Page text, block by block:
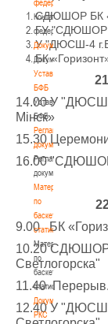
федерации
Контакты
федерации
Документы
Документы
Устав
БФБ
Устав
БФБ
Регламентирующие
документы
Регламентирующие
документы
Материалы
по
баскетбольной
статистике
Материалы
по
баскетбольной
статистике
Документы
РКС
СДЮШОР БК
ГУ "СДЮШОР
У "ДЮСШ-4
БК
14.00 У
Мiнск»
15.30
16.00 "СДЮШОР
9.00 БК
10.20
Светлогорска"
11.40
12.40 У